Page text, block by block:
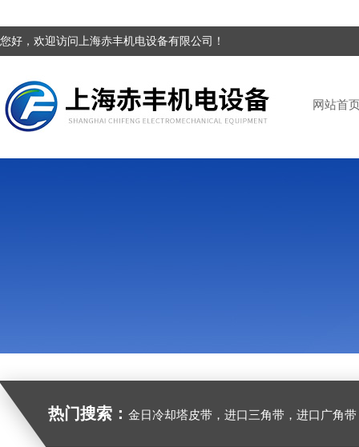
您好，欢迎访问上海赤丰机电设备有限公司！
网站首
热门搜索： 金日冷却塔皮带，进口三角带，进口广角带，进口同步带，进口空压机皮